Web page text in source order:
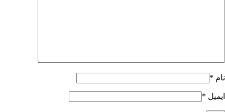
نام *
ایمیل *